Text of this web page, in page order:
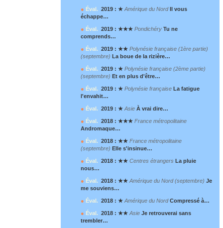
● Éval. 2019 : ★ Amérique du NordIl vous
échappe…
● Éval. 2019 : ★★★ Pondichéry Tu ne
comprends…
● Éval. 2019 : ★★ Polynésie française (1ère partie)
(septembre) La boue de la rizière…
● Éval. 2019 : ★ Polynésie française (2ème partie)
(septembre) Et en plus d'être…
● Éval. 2019 : ★ Polynésie française La fatigue
l'envahit…
● Éval. 2019 : ★ Asie À vrai dire…
● Éval. 2018 : ★★★ France métropolitaine
Andromaque…
● Éval. 2018 : ★★ France métropolitaine
(septembre) Elle s'insinue…
● Éval. 2018 : ★★ Centres étrangers La pluie
nous…
● Éval. 2018 : ★★ Amérique du Nord (septembre) Je
me souviens…
● Éval. 2018 : ★ Amérique du NordCompressé à…
● Éval. 2018 : ★★ Asie Je retrouverai sans
trembler…